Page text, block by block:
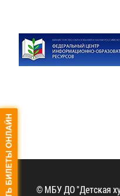
© МБУ ДО "Детская